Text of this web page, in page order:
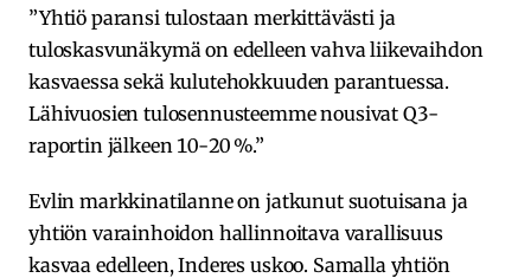
”Yhtiö paransi tulostaan merkittävästi ja
tuloskasvunäkymä on edelleen vahva liikevaihdon
kasvaessa sekä kulutehokkuuden parantuessa.
Lähivuosien tulosennusteemme nousivat Q3-
raportin jälkeen 10-20 %.”
Evlin markkinatilanne on jatkunut suotuisana ja
yhtiön varainhoidon hallinnoitava varallisuus
kasvaa edelleen, Inderes uskoo. Samalla yhtiön